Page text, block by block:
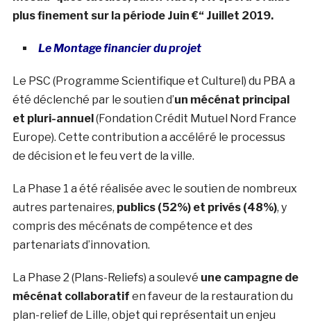
plus finement sur la période Juin €“ Juillet 2019.
Le Montage financier du projet
Le PSC (Programme Scientifique et Culturel) du PBA a
été déclenché par le soutien d’un mécénat principal
et pluri-annuel (Fondation Crédit Mutuel Nord France
Europe). Cette contribution a accéléré le processus
de décision et le feu vert de la ville.
La Phase 1 a été réalisée avec le soutien de nombreux
autres partenaires, publics (52%) et privés (48%), y
compris des mécénats de compétence et des
partenariats d’innovation.
La Phase 2 (Plans-Reliefs) a soulevé une campagne de
mécénat collaboratif en faveur de la restauration du
plan-relief de Lille, objet qui représentait un enjeu